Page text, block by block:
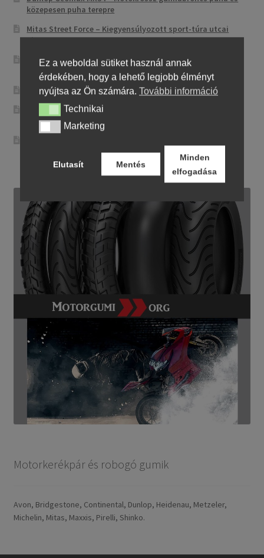
közepesen puha terepre
Mitas Street Force – Kiegyensúlyozott sport-túra utcai
abroncs
CST CM-NK01 – Sportos utcai abroncs precíz
irányíthatósággal
Maxxis MA-ST3 – Sport-touring abroncs
Pirelli City Demon – Megbízható és egyszerű városi
motorgumi
kényelmes városi és országúti motorozáshoz
Motorkerékpár és robogó gumik
Avon, Bridgestone, Continental, Dunlop, Heidenau, Metzeler,
Michelin, Mitas, Maxxis, Pirelli, Shinko.
Ez a weboldal sütiket használ annak
érdekében, hogy a lehető legjobb élményt
nyújtsa az Ön számára. További információ
TechnikaiTechnikai
MarketingMarketing
Elutasít Mentés
Minden
elfogadása